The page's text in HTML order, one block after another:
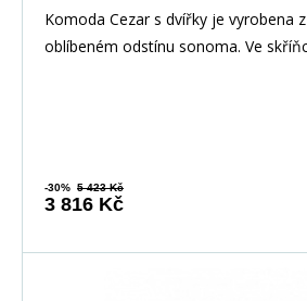
Komoda Cezar s dvířky je vyrobena
oblíbeném odstínu sonoma. Ve
-30% 5 423 Kč
3 816 Kč